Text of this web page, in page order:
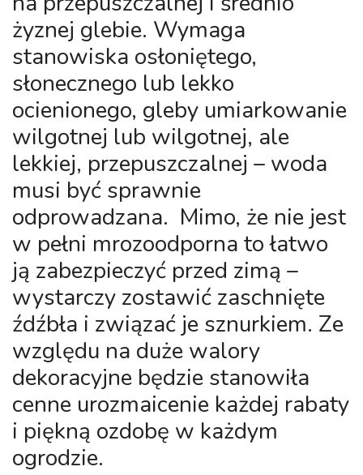
żyznej glebie. Wymaga
stanowiska osłoniętego,
słonecznego lub lekko
ocienionego, gleby umiarkowanie
wilgotnej lub wilgotnej, ale
lekkiej, przepuszczalnej – woda
musi być sprawnie
odprowadzana. Mimo, że nie jest
w pełni mrozoodporna to łatwo
ją zabezpieczyć przed zimą –
wystarczy zostawić zaschnięte
źdźbła i związać je sznurkiem. Ze
względu na duże walory
dekoracyjne będzie stanowiła
cenne urozmaicenie każdej rabaty
i piękną ozdobę w każdym
ogrodzie.